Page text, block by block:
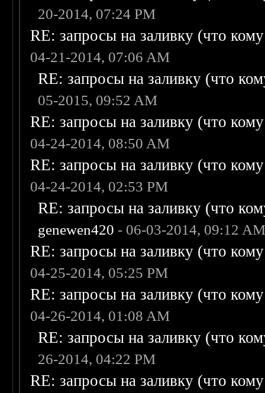
20-2014, 07:24 PM
RE: запросы на заливку (что
04-21-2014, 07:06 AM
RE: запросы на заливку (что
05-2015, 09:52 AM
RE: запросы на заливку (что
04-24-2014, 08:50 AM
RE: запросы на заливку (что
04-24-2014, 02:53 PM
RE: запросы на заливку (что
genewen420 - 06-03-2014, 09:12
RE: запросы на заливку (что
04-25-2014, 05:25 PM
RE: запросы на заливку (что
04-26-2014, 01:08 AM
RE: запросы на заливку (что
26-2014, 04:22 PM
RE: запросы на заливку (что